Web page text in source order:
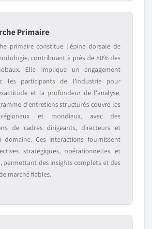
Primaire
primaire constitue l'épine dorsale de
contribuant à près de 80% des
Elle implique un engagement
les participants de l'industrie pour
et la profondeur de l'analyse.
d'entretiens structurés couvre les
régionaux et mondiaux, avec des
de cadres dirigeants, directeurs et
domaine. Ces interactions fournissent
stratégiques, opérationnelles et
permettant des insights complets et des
marché fiables.